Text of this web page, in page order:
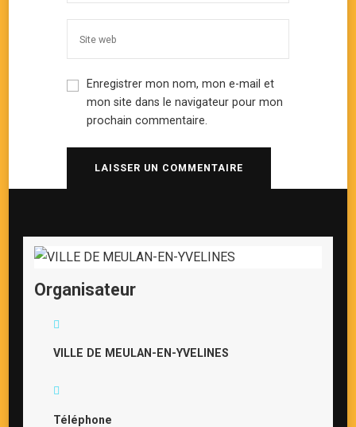
Enregistrer mon nom, mon e-mail et
mon site dans le navigateur pour mon
prochain commentaire.
Organisateur
VILLE DE MEULAN-EN-YVELINES
Téléphone